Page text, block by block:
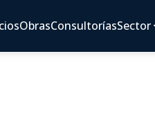
ObrasConsultoríasSector